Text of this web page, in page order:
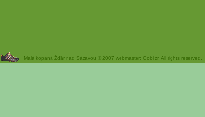
Malá kopaná Žďár nad Sázavou © 2007 webmaster: Gobi.zr, All rights reserved.